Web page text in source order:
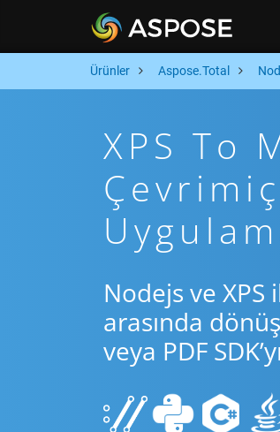
Ürünler Aspose.Total
XPS To
Nodejs ve
arasında
veya PDF